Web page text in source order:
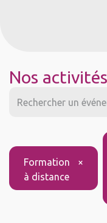
Nos activités
Formation
à distance
×